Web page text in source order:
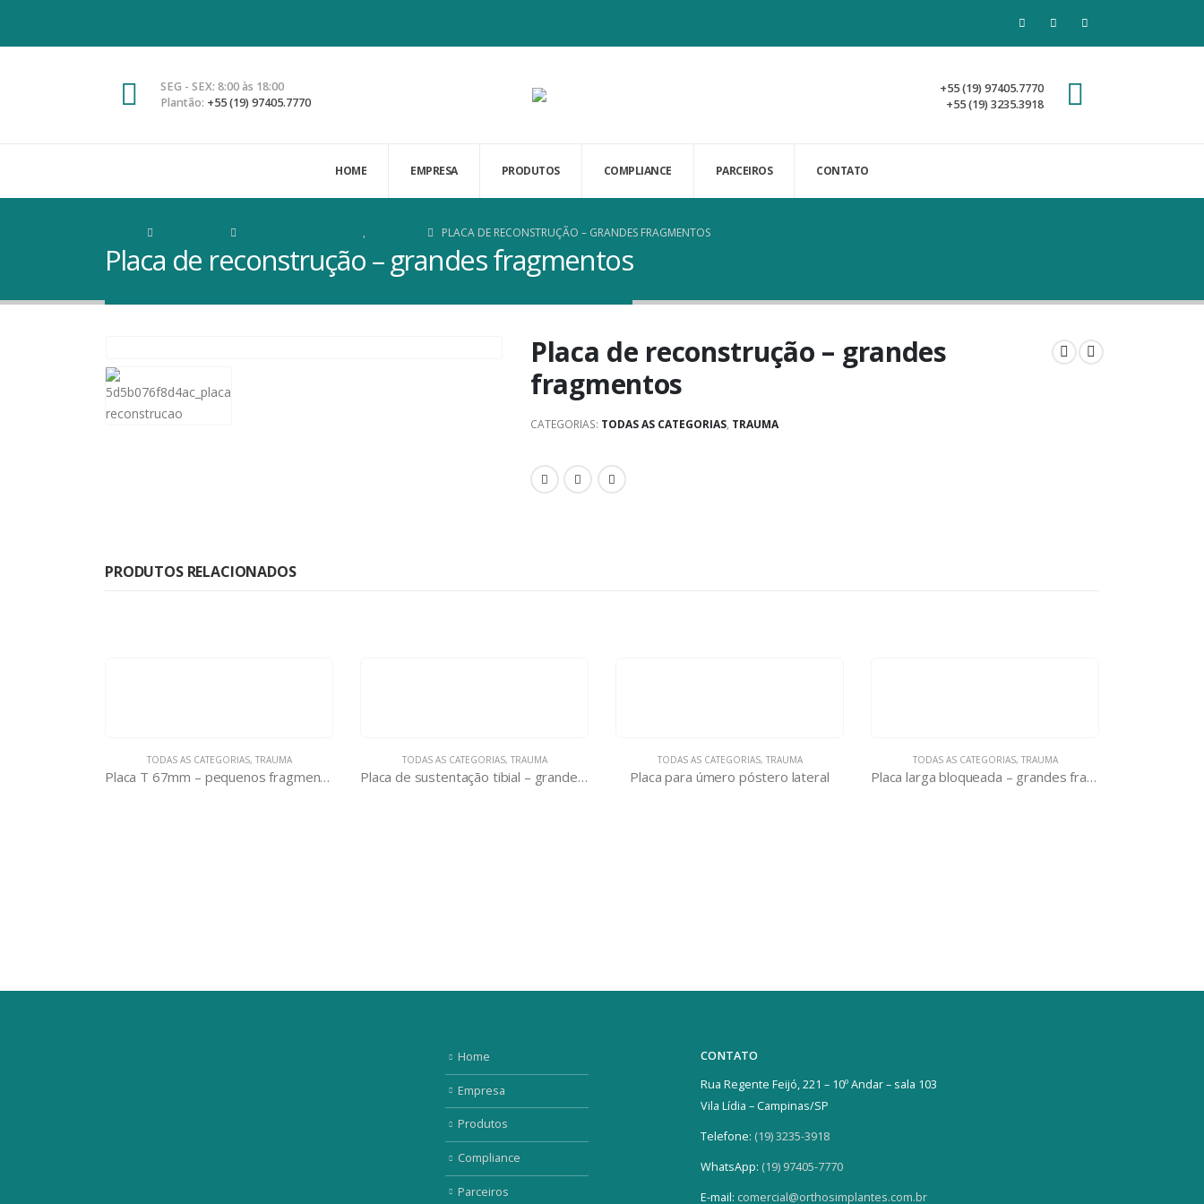
SEG - SEX: 8:00 às 18:00
Plantão: +55 (19) 97405.7770
+55 (19) 97405.7770
+55 (19) 3235.3918
HOME EMPRESA PRODUTOS COMPLIANCE PARCEIROS CONTATO
, PLACA DE RECONSTRUÇÃO – GRANDES FRAGMENTOS
Placa de reconstrução – grandes fragmentos
Placa de reconstrução – grandes
fragmentos
CATEGORIAS: TODAS AS CATEGORIAS, TRAUMA
PRODUTOS RELACIONADOS
TODAS AS CATEGORIAS, TRAUMA
Placa T 67mm – pequenos fragmentos desbloqueados
TODAS AS CATEGORIAS, TRAUMA
Placa de sustentação tibial – grandes fragmentos
TODAS AS CATEGORIAS, TRAUMA
Placa para úmero póstero lateral
TODAS AS CATEGORIAS, TRAUMA
Placa larga bloqueada – grandes fragmentos
Home
Empresa
Produtos
Compliance
Parceiros
CONTATO
Rua Regente Feijó, 221 – 10º Andar – sala 103
Vila Lídia – Campinas/SP
Telefone: (19) 3235-3918
WhatsApp: (19) 97405-7770
E-mail: comercial@orthosimplantes.com.br